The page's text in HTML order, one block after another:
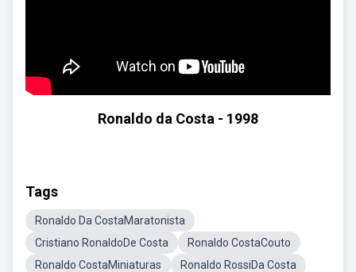
Ronaldo da Costa - 1998
Tags
Ronaldo Da CostaMaratonista
Cristiano RonaldoDe Costa
Ronaldo CostaCouto
Ronaldo CostaMiniaturas
Ronaldo RossiDa Costa